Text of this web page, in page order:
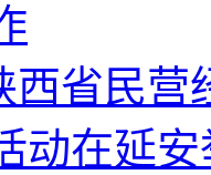
西省民营
动在延安